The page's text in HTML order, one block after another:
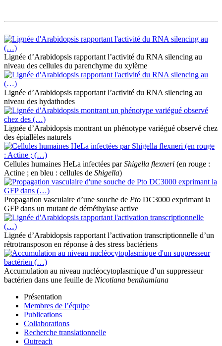
Lignée d’Arabidopsis rapportant l’activité du RNA silencing au
niveau des cellules du parenchyme du xylème
Lignée d’Arabidopsis rapportant l’activité du RNA silencing au
niveau des hydathodes
Lignée d’Arabidopsis montrant un phénotype variégué observé chez
des épiallèles naturels
Cellules humaines HeLa infectées parShigella flexneri (en rouge :
Actine ; en bleu : cellules de Shigella)
Propagation vasculaire d’une souche de Pto DC3000 exprimant la
GFP dans un mutant de déméthylase active
Lignée d’Arabidopsis rapportant l’activation transcriptionnelle d’un
rétrotransposon en réponse à des stress bactériens
Accumulation au niveau nucléocytoplasmique d’un suppresseur
bactérien dans une feuille de Nicotiana benthamiana
Présentation
Membres de l’équipe
Publications
Collaborations
Recherche translationnelle
Outreach